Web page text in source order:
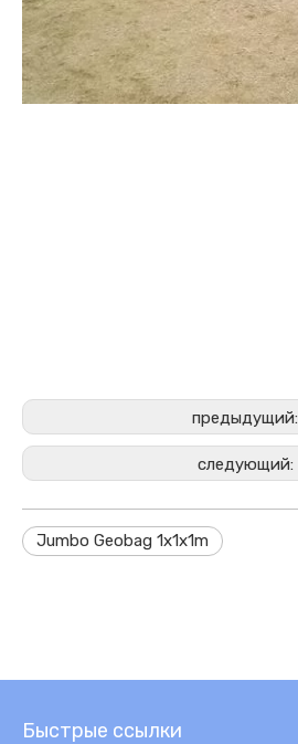
предыдущий:
следующий:
Jumbo Geobag 1x1x1m
Быстрые ссылки